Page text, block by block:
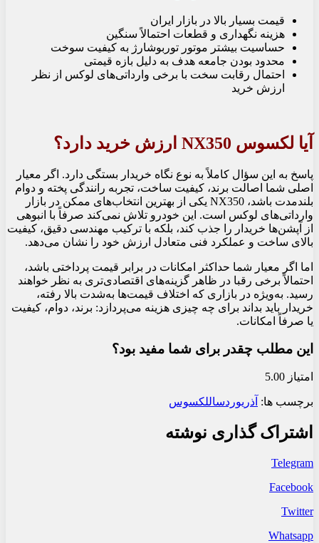
قیمت بسیار بالا در بازار ایران
هزینه نگهداری و قطعات احتمالاً سنگین
حساسیت بیشتر موتور توربوشارژ به کیفیت سوخت
محدود بودن جامعه هدف به دلیل بازه قیمتی
احتمال رقابت سخت با برخی وارداتی‌های لوکس از نظر
ارزش خرید
آیا لکسوس NX350 ارزش خرید دارد؟
پاسخ به این سؤال کاملاً به نوع نگاه خریدار بستگی دارد. اگر معیار
اصلی شما اصالت برند، کیفیت ساخت، تجربه رانندگی پخته و دوام
بلندمدت باشد، NX350 یکی از بهترین انتخاب‌های ممکن در بازار
وارداتی‌های لوکس است. این خودرو تلاش نمی‌کند صرفاً با انبوهی
از آپشن‌ها خریدار را جذب کند، بلکه با ترکیب مهندسی دقیق، کیفیت
بالای ساخت و عملکرد فنی متعادل ارزش خود را نشان می‌دهد.
اما اگر معیار شما حداکثر امکانات در برابر قیمت پرداختی باشد،
احتمالاً برخی رقبا در ظاهر گزینه‌های اقتصادی‌تری به نظر خواهند
رسید. به‌ویژه در بازاری که اختلاف قیمت‌ها به‌شدت بالا رفته،
خریدار باید بداند برای چه چیزی هزینه می‌پردازد: برند، دوام، کیفیت
یا صرفاً امکانات.
این مطلب چقدر برای شما مفید بود؟
امتیاز 5.00
برچسب ها: آذریوردساللکسوس
اشتراک گذاری نوشته
Telegram
Facebook
Twitter
Whatsapp